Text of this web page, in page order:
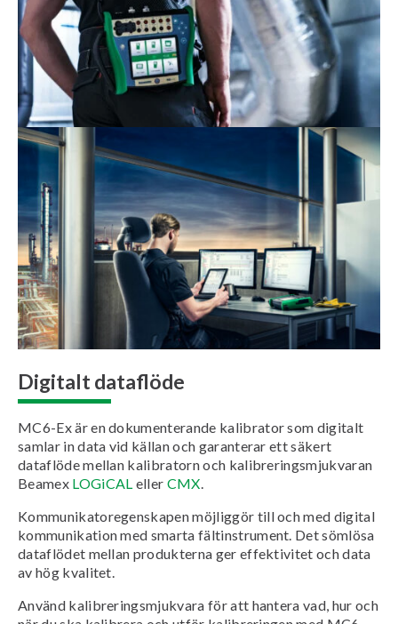
Digitalt dataflöde
MC6-Ex är en dokumenterande kalibrator som digitalt
samlar in data vid källan och garanterar ett säkert
dataflöde mellan kalibratorn och kalibreringsmjukvaran
Beamex LOGiCAL eller CMX.
Kommunikatoregenskapen möjliggör till och med digital
kommunikation med smarta fältinstrument. Det sömlösa
dataflödet mellan produkterna ger effektivitet och data
av hög kvalitet.
Använd kalibreringsmjukvara för att hantera vad, hur och